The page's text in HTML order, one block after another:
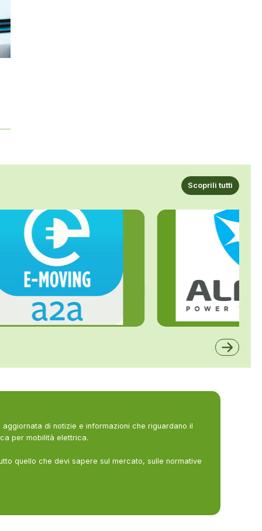
Scoprili tutti
di notizie e informazioni che riguardano il
per mobilità elettrica.
quello che devi sapere sul mercato, sulle normative